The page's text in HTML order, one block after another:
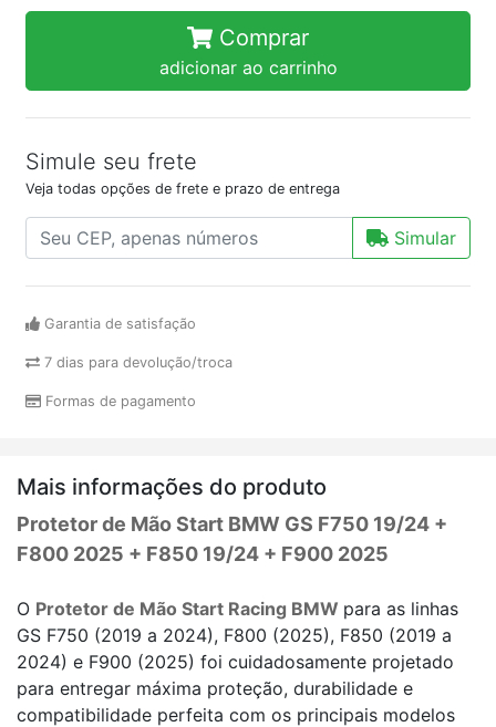
Comprar
adicionar ao carrinho
Simule seu frete
Veja todas opções de frete e prazo de entrega
Simular
Garantia de satisfação
7 dias para devolução/troca
Formas de pagamento
Mais informações do produto
Protetor de Mão Start BMW GS F750 19/24 +
F800 2025 + F850 19/24 + F900 2025
O Protetor de Mão Start Racing BMW para as linhas
GS F750 (2019 a 2024), F800 (2025), F850 (2019 a
2024) e F900 (2025) foi cuidadosamente projetado
para entregar máxima proteção, durabilidade e
compatibilidade perfeita com os principais modelos